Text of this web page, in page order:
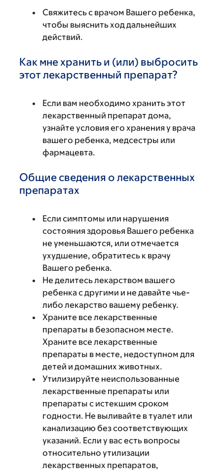
Свяжитесь с врачом Вашего ребенка,
чтобы выяснить ход дальнейших
действий.
Как мне хранить и (или) выбросить
этот лекарственный препарат?
Если вам необходимо хранить этот
лекарственный препарат дома,
узнайте условия его хранения у врача
вашего ребенка, медсестры или
фармацевта.
Общие сведения о лекарственных
препаратах
Если симптомы или нарушения
состояния здоровья Вашего ребенка
не уменьшаются, или отмечается
ухудшение, обратитесь к врачу
Вашего ребенка.
Не делитесь лекарством вашего
ребенка с другими и не давайте чье-
либо лекарство вашему ребенку.
Храните все лекарственные
препараты в безопасном месте.
Храните все лекарственные
препараты в месте, недоступном для
детей и домашних животных.
Утилизируйте неиспользованные
лекарственные препараты или
препараты с истекшим сроком
годности. Не выливайте в туалет или
канализацию без соответствующих
указаний. Если у вас есть вопросы
относительно утилизации
лекарственных препаратов,